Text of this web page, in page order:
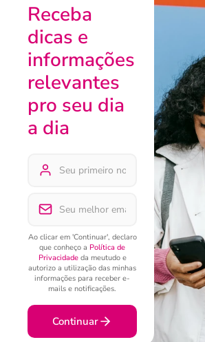
Receba
dicas e
informações
relevantes
pro seu dia
a dia
Ao clicar em 'Continuar', declaro
que conheço a Política de
Privacidadeda meutudo e
autorizo a utilização das minhas
informações para receber e-
mails e notificações.
Continuar